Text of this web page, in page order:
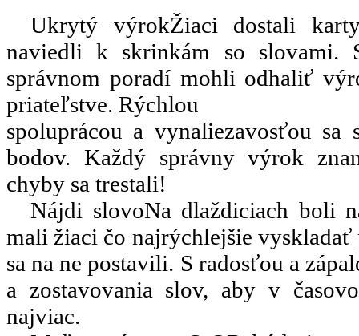
Ukrytý výrokŽiaci dostali
naviedli k skrinkám so slovami.
správnom poradí mohli odhaliť
priateľstve. Rýchlou
spoluprácou a vynaliezavosťou
bodov. Každý správny výrok
chyby sa trestali!
Nájdi slovoNa dlaždiciach boli
mali žiaci čo najrýchlejšie vyskladať
sa na ne postavili. S radosťou a
a zostavovania slov, aby v
najviac.